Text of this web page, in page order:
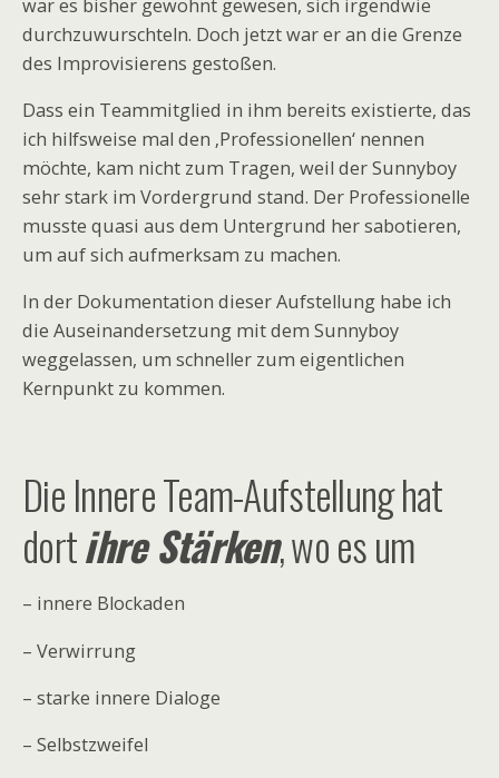
war es bisher gewohnt gewesen, sich irgendwie
durchzuwurschteln. Doch jetzt war er an die Grenze
des Improvisierens gestoßen.
Dass ein Teammitglied in ihm bereits existierte, das
ich hilfsweise mal den ‚Professionellen‘ nennen
möchte, kam nicht zum Tragen, weil der Sunnyboy
sehr stark im Vordergrund stand. Der Professionelle
musste quasi aus dem Untergrund her sabotieren,
um auf sich aufmerksam zu machen.
In der Dokumentation dieser Aufstellung habe ich
die Auseinandersetzung mit dem Sunnyboy
weggelassen, um schneller zum eigentlichen
Kernpunkt zu kommen.
Die Innere Team-Aufstellung hat
dortihre Stärken, wo es um
– innere Blockaden
– Verwirrung
– starke innere Dialoge
– Selbstzweifel